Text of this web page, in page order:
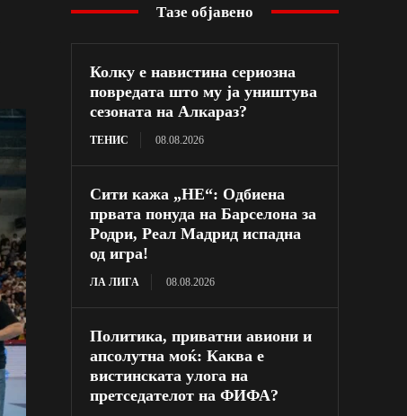
Тазе објавено
Колку е навистина сериозна
повредата што му ја уништува
сезоната на Алкараз?
ТЕНИС 08.08.2026
Сити кажа „НЕ“: Одбиена
првата понуда на Барселона за
Родри, Реал Мадрид испадна
од игра!
ЛА ЛИГА 08.08.2026
Политика, приватни авиони и
апсолутна моќ: Каква е
вистинската улога на
претседателот на ФИФА?